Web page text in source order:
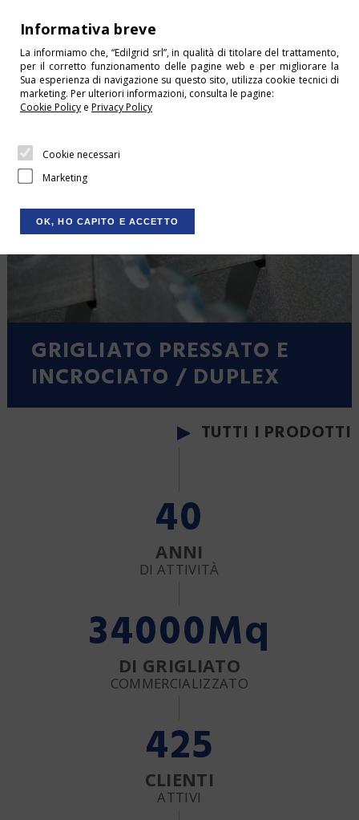
metallica: Edilgrid (Rimini)
GRIGLIATO PRESSATO E
INCROCIATO / DUPLEX
TUTTI I PRODOTTI
40
ANNI
DI ATTIVITÀ
34000Mq
DI GRIGLIATO
COMMERCIALIZZATO
425
CLIENTI
ATTIVI
HOME
CONDIZIONI DI VENDITA
SERVIZI
PRODOTTI
SCHEDE TECNICHE
NEWS
Informativa breve
La informiamo che, “Edilgrid srl”, in qualità di titolare del trattamento,
per il corretto funzionamento delle pagine web e per migliorare la
Sua esperienza di navigazione su questo sito, utilizza cookie tecnici di
marketing. Per ulteriori informazioni, consulta le pagine:
Cookie Policy e Privacy Policy
Cookie necessari
Marketing
OK, HO CAPITO E ACCETTO